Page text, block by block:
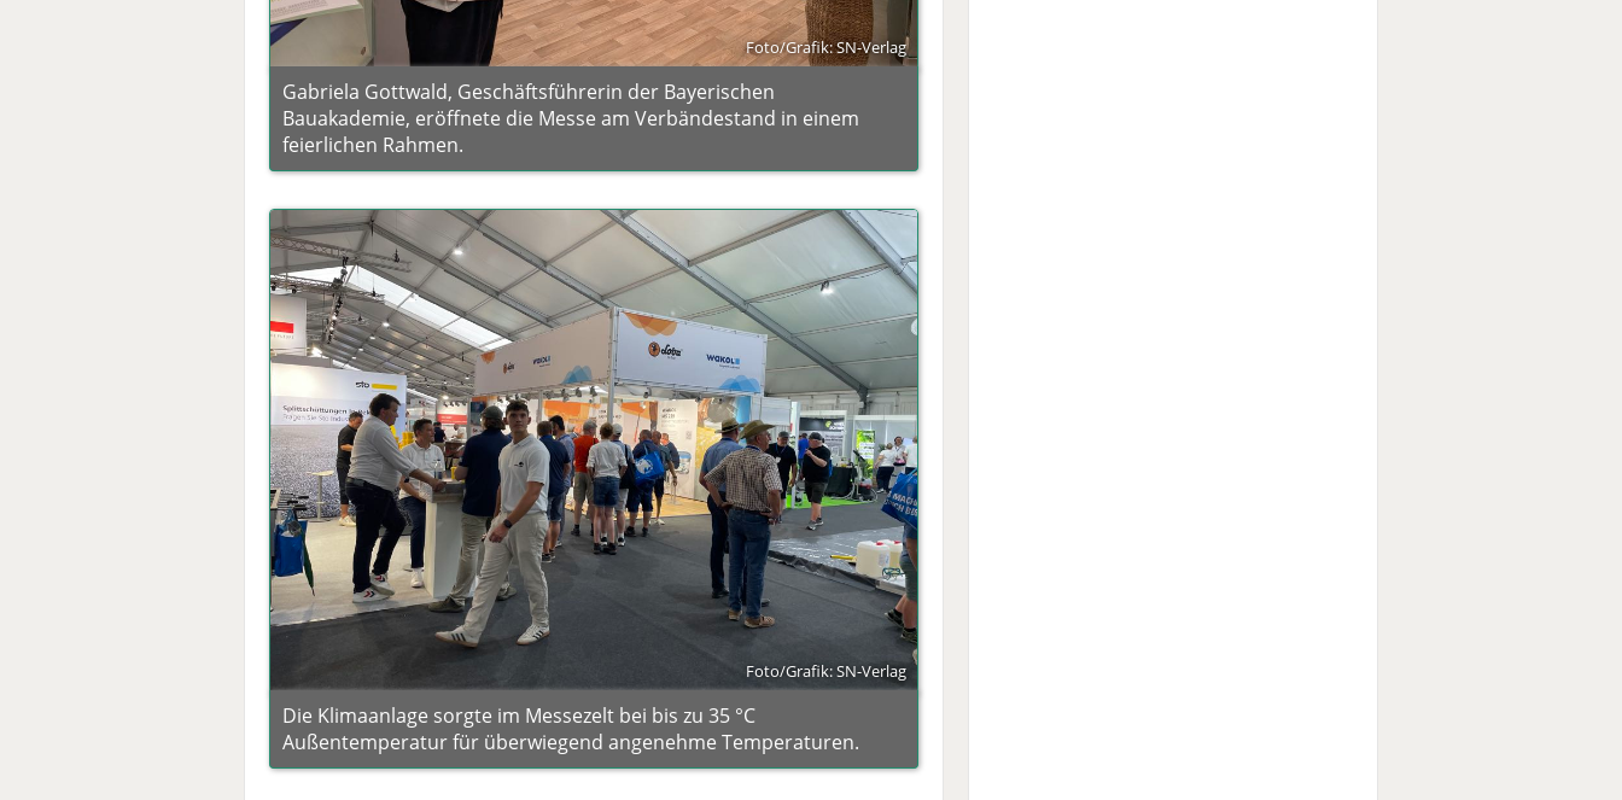
Foto/Grafik: SN-Verlag
Gabriela Gottwald, Geschäftsführerin der Bayerischen
Bauakademie, eröffnete die Messe am Verbändestand in einem
feierlichen Rahmen.
Foto/Grafik: SN-Verlag
Die Klimaanlage sorgte im Messezelt bei bis zu 35 °C
Außentemperatur für überwiegend angenehme Temperaturen.